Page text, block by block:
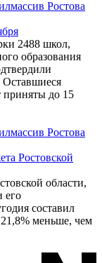
2488 школ,
образования
Оставшиеся
приняты до 15
Ростовской
области,
его
составил
меньше, чем